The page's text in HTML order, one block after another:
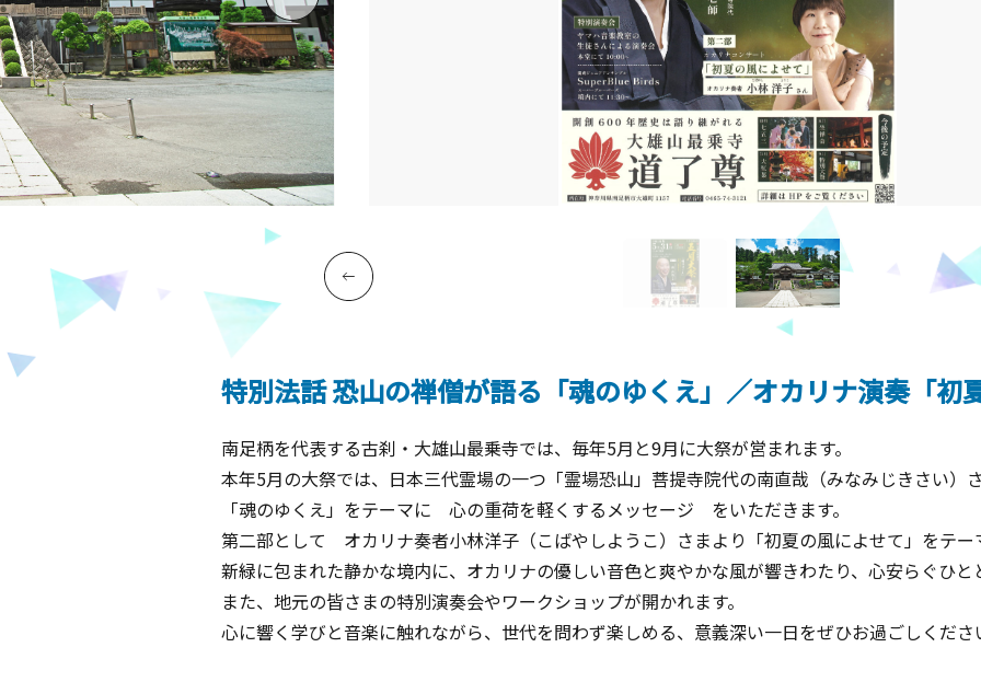
特別法話 恐山の禅僧が語る「魂のゆくえ」／オカリナ演奏「初
南足柄を代表する古刹・大雄山最乗寺では、毎年5月と9月に大祭が営まれます。
本年5月の大祭では、日本三代霊場の一つ「霊場恐山」菩提寺院代の南直哉（みなみじきさい）
「魂のゆくえ」をテーマに 心の重荷を軽くするメッセージ をいただきます。
第二部として オカリナ奏者小林洋子（こばやしようこ）さまより「初夏の風によせて」をテ
新緑に包まれた静かな境内に、オカリナの優しい音色と爽やかな風が響きわたり、心安らぐひ
また、地元の皆さまの特別演奏会やワークショップが開かれます。
心に響く学びと音楽に触れながら、世代を問わず楽しめる、意義深い一日をぜひお過ごしくださ